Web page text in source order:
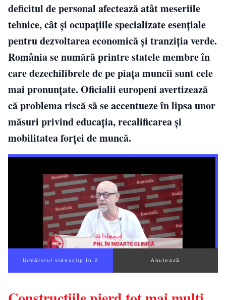
deficitul de personal afectează atât meseriile
tehnice, cât și ocupațiile specializate esențiale
pentru dezvoltarea economică și tranziția verde.
România se numără printre statele membre în
care dezechilibrele de pe piața muncii sunt cele
mai pronunțate. Oficialii europeni avertizează
că problema riscă să se accentueze în lipsa unor
măsuri privind educația, recalificarea și
mobilitatea forței de muncă.
Următorul videoclip în 1 Anulează